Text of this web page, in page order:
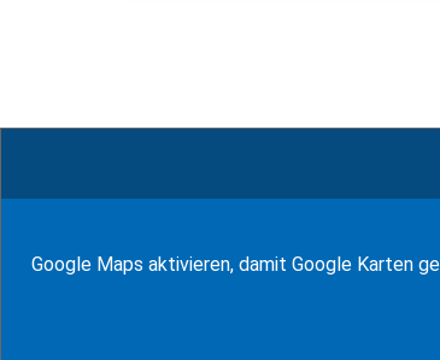
© WF Synold & Associates 2026
Google Maps aktivieren, damit Google Karten